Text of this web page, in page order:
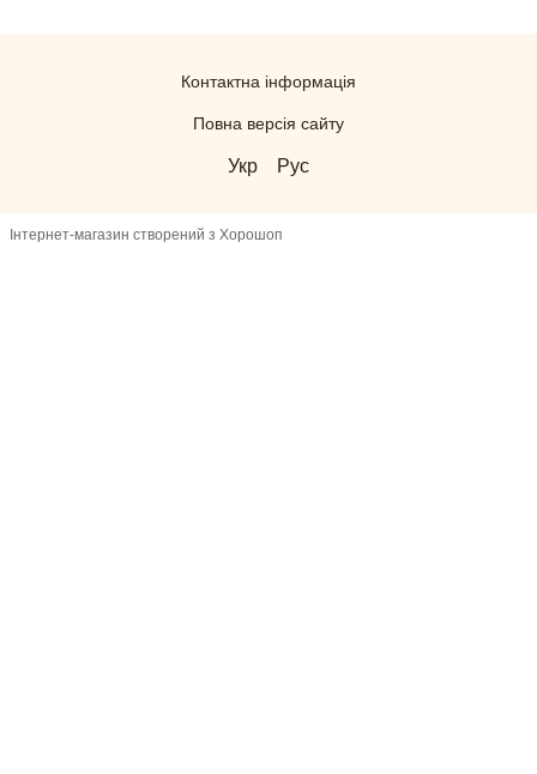
Контактна інформація
Повна версія сайту
Укр Рус
Інтернет-магазин створений з Хорошоп